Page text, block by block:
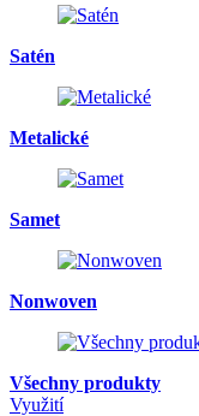
Satén
Metalické
Samet
Nonwoven
Všechny produkty
Využití